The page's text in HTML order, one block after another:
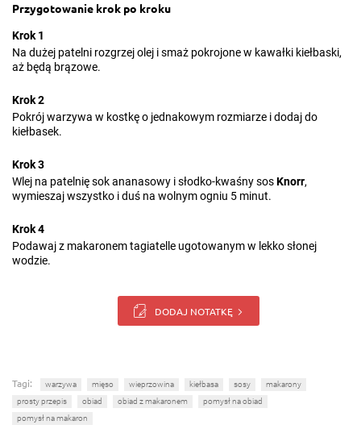
Przygotowanie krok po kroku
Krok 1
Na dużej patelni rozgrzej olej i smaż pokrojone w kawałki kiełbaski,
aż będą brązowe.
Krok 2
Pokrój warzywa w kostkę o jednakowym rozmiarze i dodaj do
kiełbasek.
Krok 3
Wlej na patelnię sok ananasowy i słodko-kwaśny sosKnorr,
wymieszaj wszystko i duś na wolnym ogniu 5 minut.
Krok 4
Podawaj z makaronem tagiatelle ugotowanym w lekko słonej
wodzie.
DODAJ NOTATKĘ
Tagi: warzywa mięso wieprzowina kiełbasa sosy
makarony
prosty przepis
obiad obiad z makaronem
pomysł na obiad
pomysł na makaron